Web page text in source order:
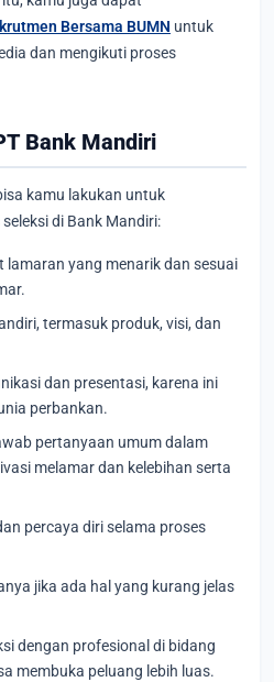
Bersama BUMN untuk
dan mengikuti proses
Bank Mandiri
kamu lakukan untuk
di Bank Mandiri:
lamaran yang menarik dan sesuai
termasuk produk, visi, dan
dan presentasi, karena ini
perbankan.
pertanyaan umum dalam
melamar dan kelebihan serta
percaya diri selama proses
jika ada hal yang kurang jelas
dengan profesional di bidang
membuka peluang lebih luas.